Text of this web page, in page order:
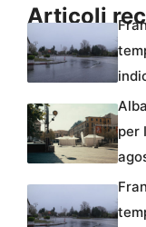
Articoli
per